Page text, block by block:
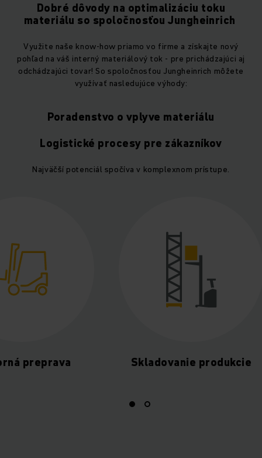
Dobré dôvody na optimalizáciu toku
materiálu so spoločnosťou Jungheinrich
Využite naše know-how priamo vo firme a získajte nový
pohľad na váš interný materiálový tok - pre prichádzajúci aj
odchádzajúci tovar! So spoločnosťou Jungheinrich môžete
využívať nasledujúce výhody:
Poradenstvo o vplyve materiálu
Logistické procesy pre zákazníkov
Najväčší potenciál spočíva v komplexnom prístupe.
Vnútorná preprava